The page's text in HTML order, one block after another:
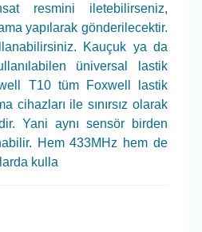
resmini iletebilirseniz,
yapılarak gönderilecektir.
Kauçuk ya da
üniversal lastik
T10 tüm Foxwell lastik
cihazları ile sınırsız olarak
Yani aynı sensör birden
Hem 433MHz hem de
kulla